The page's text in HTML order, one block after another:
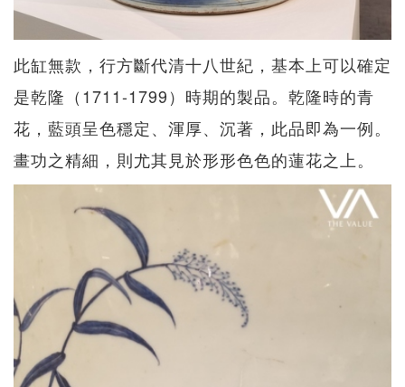
此缸無款，行方斷代清十八世紀，基本上可以確定
是乾隆（1711-1799）時期的製品。乾隆時的青
花，藍頭呈色穩定、渾厚、沉著，此品即為一例。
畫功之精細，則尤其見於形形色色的蓮花之上。